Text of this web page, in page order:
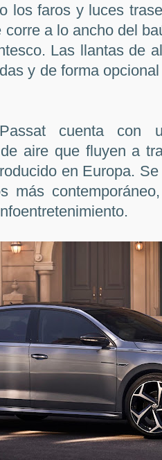
los faros y luces
a lo ancho del
Las llantas de
y de forma
cuenta con
aire que fluyen a
en Europa.
más